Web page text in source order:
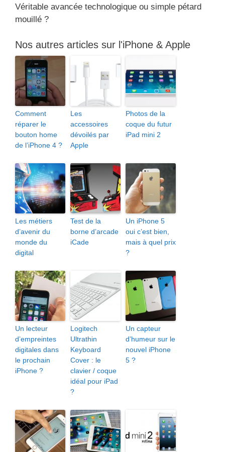
Véritable avancée technologique ou simple pétard
mouillé ?
Nos autres articles sur l'iPhone & Apple
Comment
réparer le
bouton home
de l’iPhone 4 ?
Les
accessoires
dévoilés par
Apple
Photos de la
coque du futur
iPad mini 2
Les métiers
d’avenir du
monde du
digital
Test de la
borne d’arcade
iCade
Un iPhone 5
oui c’est bien,
mais à quel prix
?
Un lecteur
d’empreintes
digitales dans
le prochain
iPhone ?
Logitech
Ultrathin
Keyboard
Cover : le
clavier / coque
idéal pour iPad
?
Un capteur
d’humeur sur le
nouvel iPhone
5 ?